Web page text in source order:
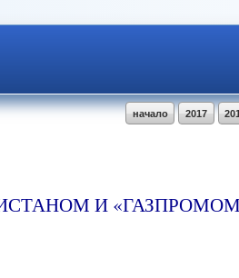
2017
начало
И